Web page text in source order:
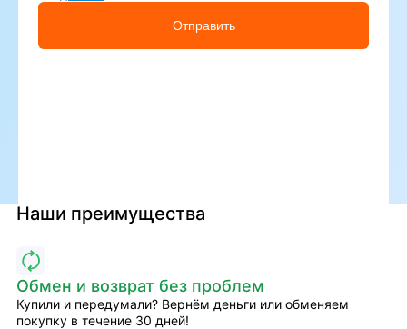
Отправить
Наши преимущества
Обмен и возврат без проблем
Купили и передумали? Вернём деньги или обменяем
покупку в течение 30 дней!